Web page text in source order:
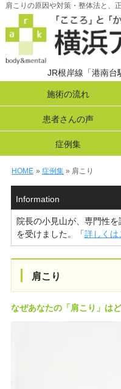
肩こりの原因や対策・整体法と、
JR根岸線「港南台
施術の流れ
患者さんの声
症例集
HOME » 症例集» 肩こり
Information
院長の小見山が、専門性を
を受けました。「詳しくは
肩こり
なぜあなたの「肩こり」は